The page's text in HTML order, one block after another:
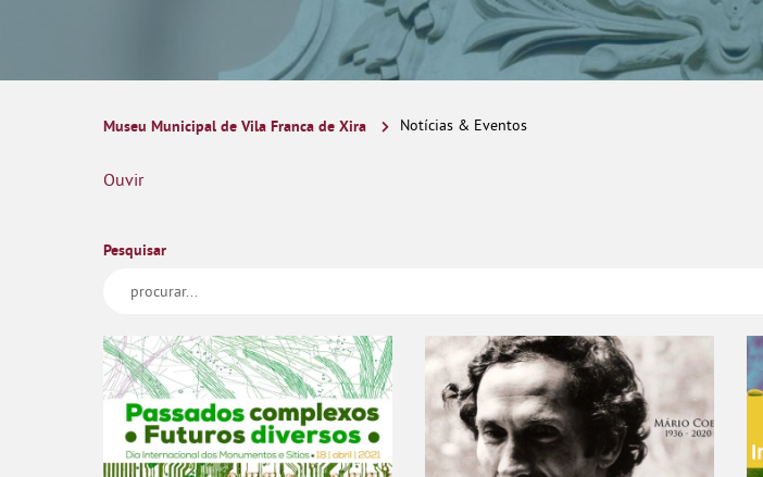
Museu Municipal de Vila Franca de Xira Notícias & Eventos
Ouvir
Pesquisar
Dia Internacional dos Monumentos e Sítios - 18
Mário Coelho (1936-